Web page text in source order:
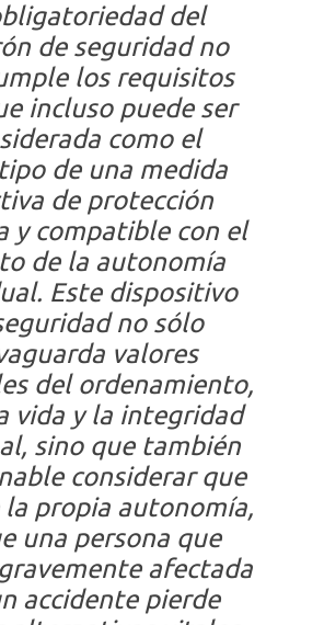
del
de seguridadno
los requisitos
incluso puede ser
como el
de una medida
de protección
y compatible con el
de la autonomía
Este dispositivo
no sólo
valores
del ordenamiento,
vida y la integridad
sino que también
considerar que
propia autonomía,
una persona que
afectada
accidente pierde